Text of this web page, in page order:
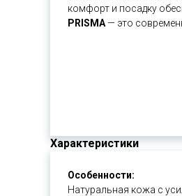
комфорт и посадку
PRISMA— это
Характеристики
Особенности:
Натуральная кожа с